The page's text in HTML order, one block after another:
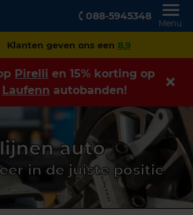
088-5945348
Menu
Klanten geven ons een 8,9
Pirelli en 15% korting op
Laufenn autobanden!
auto
in de juiste positie